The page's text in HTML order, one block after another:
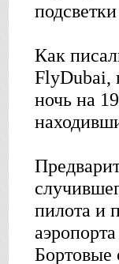
Как
FlyDubai,
ночь на
пилота и